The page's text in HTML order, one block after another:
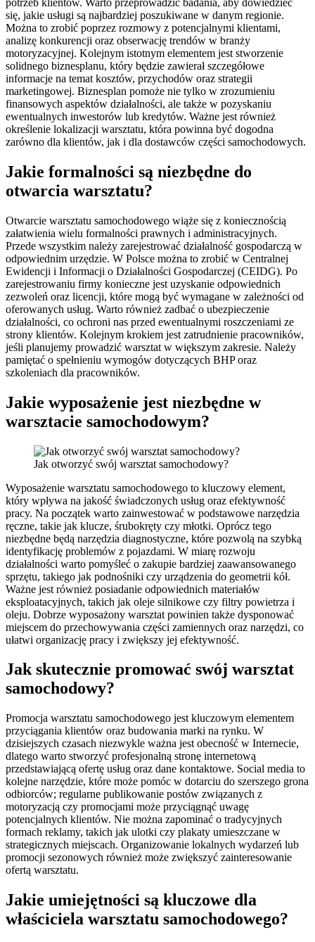
się, jakie usługi są najbardziej poszukiwane w danym regionie.
Można to zrobić poprzez rozmowy z potencjalnymi klientami,
analizę konkurencji oraz obserwację trendów w branży
motoryzacyjnej. Kolejnym istotnym elementem jest stworzenie
solidnego biznesplanu, który będzie zawierał szczegółowe
informacje na temat kosztów, przychodów oraz strategii
marketingowej. Biznesplan pomoże nie tylko w zrozumieniu
finansowych aspektów działalności, ale także w pozyskaniu
ewentualnych inwestorów lub kredytów. Ważne jest również
określenie lokalizacji warsztatu, która powinna być dogodna
zarówno dla klientów, jak i dla dostawców części samochodowych.
Jakie formalności są niezbędne do
otwarcia warsztatu?
Otwarcie warsztatu samochodowego wiąże się z koniecznością
załatwienia wielu formalności prawnych i administracyjnych.
Przede wszystkim należy zarejestrować działalność gospodarczą w
odpowiednim urzędzie. W Polsce można to zrobić w Centralnej
Ewidencji i Informacji o Działalności Gospodarczej (CEIDG). Po
zarejestrowaniu firmy konieczne jest uzyskanie odpowiednich
zezwoleń oraz licencji, które mogą być wymagane w zależności od
oferowanych usług. Warto również zadbać o ubezpieczenie
działalności, co ochroni nas przed ewentualnymi roszczeniami ze
strony klientów. Kolejnym krokiem jest zatrudnienie pracowników,
jeśli planujemy prowadzić warsztat w większym zakresie. Należy
pamiętać o spełnieniu wymogów dotyczących BHP oraz
szkoleniach dla pracowników.
Jakie wyposażenie jest niezbędne w
warsztacie samochodowym?
Jak otworzyć swój warsztat samochodowy?
Wyposażenie warsztatu samochodowego to kluczowy element,
który wpływa na jakość świadczonych usług oraz efektywność
pracy. Na początek warto zainwestować w podstawowe narzędzia
ręczne, takie jak klucze, śrubokręty czy młotki. Oprócz tego
niezbędne będą narzędzia diagnostyczne, które pozwolą na szybką
identyfikację problemów z pojazdami. W miarę rozwoju
działalności warto pomyśleć o zakupie bardziej zaawansowanego
sprzętu, takiego jak podnośniki czy urządzenia do geometrii kół.
Ważne jest również posiadanie odpowiednich materiałów
eksploatacyjnych, takich jak oleje silnikowe czy filtry powietrza i
oleju. Dobrze wyposażony warsztat powinien także dysponować
miejscem do przechowywania części zamiennych oraz narzędzi, co
ułatwi organizację pracy i zwiększy jej efektywność.
Jak skutecznie promować swój warsztat
samochodowy?
Promocja warsztatu samochodowego jest kluczowym elementem
przyciągania klientów oraz budowania marki na rynku. W
dzisiejszych czasach niezwykle ważna jest obecność w Internecie,
dlatego warto stworzyć profesjonalną stronę internetową
przedstawiającą ofertę usług oraz dane kontaktowe. Social media to
kolejne narzędzie, które może pomóc w dotarciu do szerszego grona
odbiorców; regularne publikowanie postów związanych z
motoryzacją czy promocjami może przyciągnąć uwagę
potencjalnych klientów. Nie można zapominać o tradycyjnych
formach reklamy, takich jak ulotki czy plakaty umieszczane w
strategicznych miejscach. Organizowanie lokalnych wydarzeń lub
promocji sezonowych również może zwiększyć zainteresowanie
ofertą warsztatu.
Jakie umiejętności są kluczowe dla
właściciela warsztatu samochodowego?